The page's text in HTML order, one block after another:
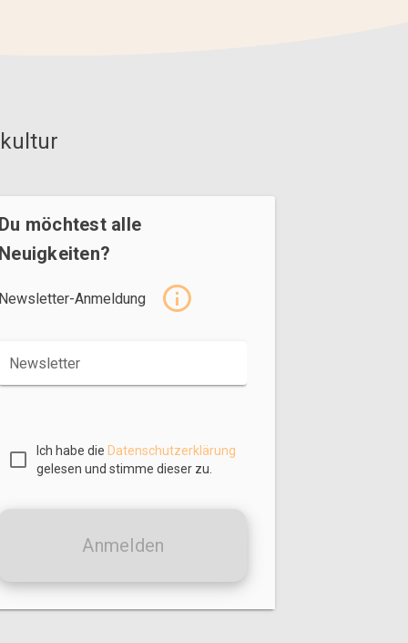
möchtest alle
Anmeldung
Newsletter
Ich habe die Datenschutzerklärung
gelesen und stimme dieser zu.
Anmelden